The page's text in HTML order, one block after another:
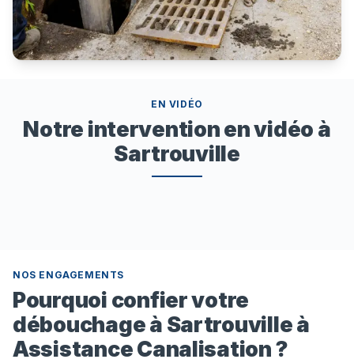
EN VIDÉO
Notre intervention en vidéo à
Sartrouville
NOS ENGAGEMENTS
Pourquoi confier votre
débouchage à Sartrouville à
Assistance Canalisation ?